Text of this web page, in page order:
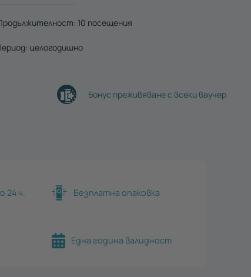
10 посещения
целогодишно
Бонус преживяване с всеки ваучер
24 ч. Безплатна опаковка
Една година валидност